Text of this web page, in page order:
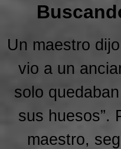
Un maestro
vio a un
solo
sus huesos”.
maestro,